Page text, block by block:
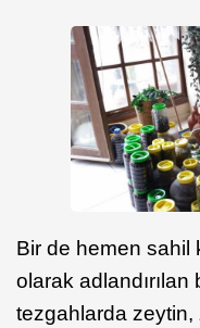
Bir de hemen sahil
olarak adlandırılan
tezgahlarda zeytin,